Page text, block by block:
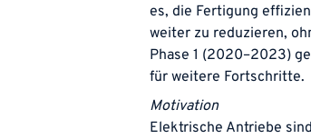
es, die Fertigung
weiter zu reduzieren,
Phase 1 (2020–2023)
für weitere Fortschritte.
Motivation
Elektrische Antriebe